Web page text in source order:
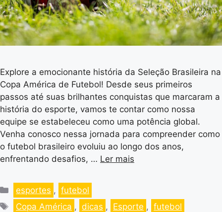
Explore a emocionante história da Seleção Brasileira na
Copa América de Futebol! Desde seus primeiros
passos até suas brilhantes conquistas que marcaram a
história do esporte, vamos te contar como nossa
equipe se estabeleceu como uma potência global.
Venha conosco nessa jornada para compreender como
o futebol brasileiro evoluiu ao longo dos anos,
enfrentando desafios, … Ler mais
esportes , futebol
Copa América , dicas , Esporte , futebol